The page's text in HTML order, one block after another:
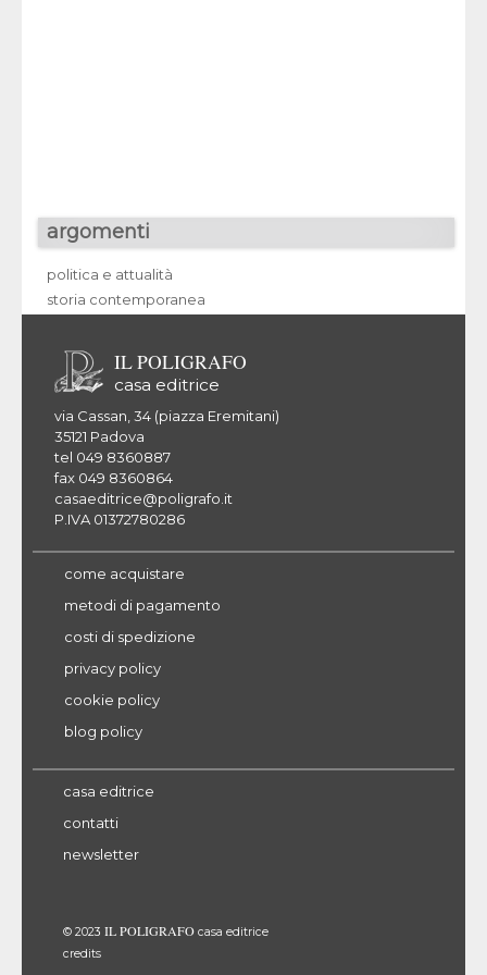
argomenti
politica e attualità
storia contemporanea
IL POLIGRAFO
casa editrice
via Cassan, 34 (piazza Eremitani)
35121 Padova
tel 049 8360887
fax 049 8360864
casaeditrice@poligrafo.it
P.IVA 01372780286
come acquistare
metodi di pagamento
costi di spedizione
privacy policy
cookie policy
blog policy
casa editrice
contatti
newsletter
© 2023 IL POLIGRAFO casa editrice
credits